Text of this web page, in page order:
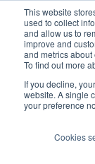
This website
used to collect
and allow us to
improve and
and metrics
To find out more
If you decline,
website. A single
your preference
Cookies